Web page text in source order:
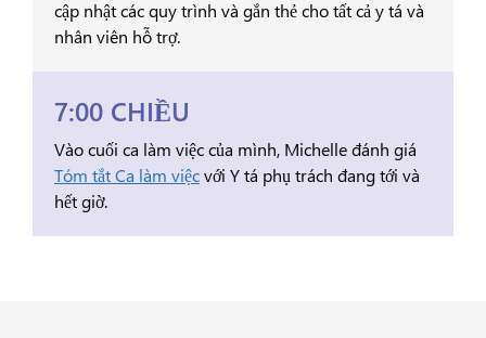
cập nhật các quy trình và gắn thẻ cho tất cả y tá và
nhân viên hỗ trợ.
7:00 CHIỀU
Vào cuối ca làm việc của mình, Michelle đánh giá
Tóm tắt Ca làm việcvới Y tá phụ trách đang tới và
hết giờ.